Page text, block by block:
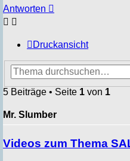
Antworten
Druckansicht
5 Beiträge • Seite 1 von 1
Mr. Slumber
Videos zum Thema